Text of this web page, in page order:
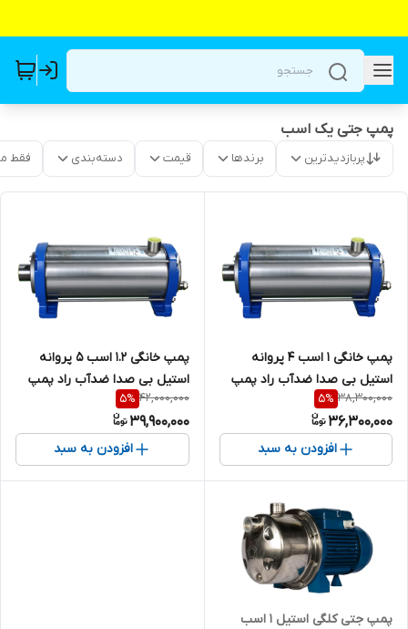
پمپ جتی یک اسب
پربازدیدترین برندها قیمت دسته‌بندی فقط
پمپ خانگی ۱ اسب ۴ پروانه
استیل بی صدا ضدآب راد پمپ
5SS04 | سایلنت ( با ورودی و
خروجی تقویت شده )
38,300,000
5%
36,300,000
افزودن به سبد
پمپ خانگی ۱.۲ اسب ۵ پروانه
استیل بی صدا ضدآب راد پمپ
3SS05 | سایلنت ( با ورودی و
خروجی تقویت شده )
42,000,000
5%
39,900,000
افزودن به سبد
پمپ جتی کلگی استیل ۱ اسب